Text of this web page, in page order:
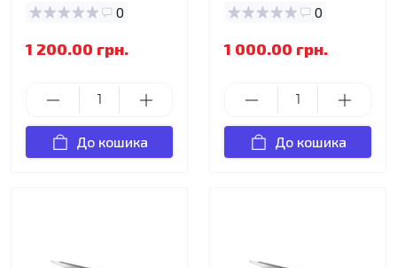
0
1 200.00 грн.
До кошика
0
1 000.00 грн.
До кошика